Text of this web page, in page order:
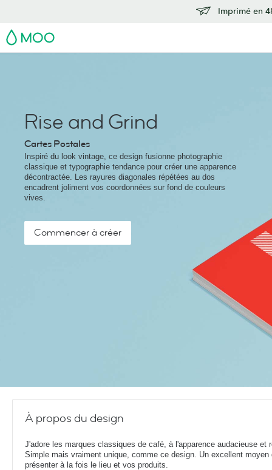
Imprimé en
MOO
Rise and Grind
Cartes Postales
Inspiré du look vintage, ce design fusionne photographie
classique et typographie tendance pour créer une apparence
décontractée. Les rayures diagonales répétées au dos
encadrent joliment vos coordonnées sur fond de couleurs
vives.
Commencer à créer
À propos du design
J'adore les marques classiques de café, à l'apparence audacieuse et
Simple mais vraiment unique, comme ce design. Un excellent moyen
présenter à la fois le lieu et vos produits.